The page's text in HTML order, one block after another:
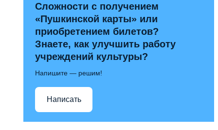
Сложности с получением
«Пушкинской карты» или
приобретением билетов?
Знаете, как улучшить работу
учреждений культуры?
Напишите — решим!
Написать